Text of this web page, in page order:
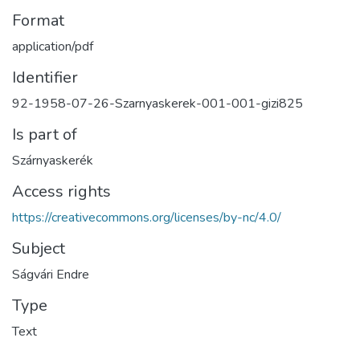
Format
application/pdf
Identifier
92-1958-07-26-Szarnyaskerek-001-001-gizi825
Is part of
Szárnyaskerék
Access rights
https://creativecommons.org/licenses/by-nc/4.0/
Subject
Ságvári Endre
Type
Text